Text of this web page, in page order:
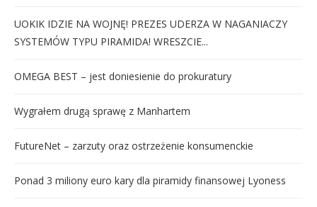
UOKIK IDZIE NA WOJNĘ! PREZES UDERZA W NAGANIACZY
SYSTEMÓW TYPU PIRAMIDA! WRESZCIE...
OMEGA BEST – jest doniesienie do prokuratury
Wygrałem drugą sprawę z Manhartem
FutureNet – zarzuty oraz ostrzeżenie konsumenckie
Ponad 3 miliony euro kary dla piramidy finansowej Lyoness